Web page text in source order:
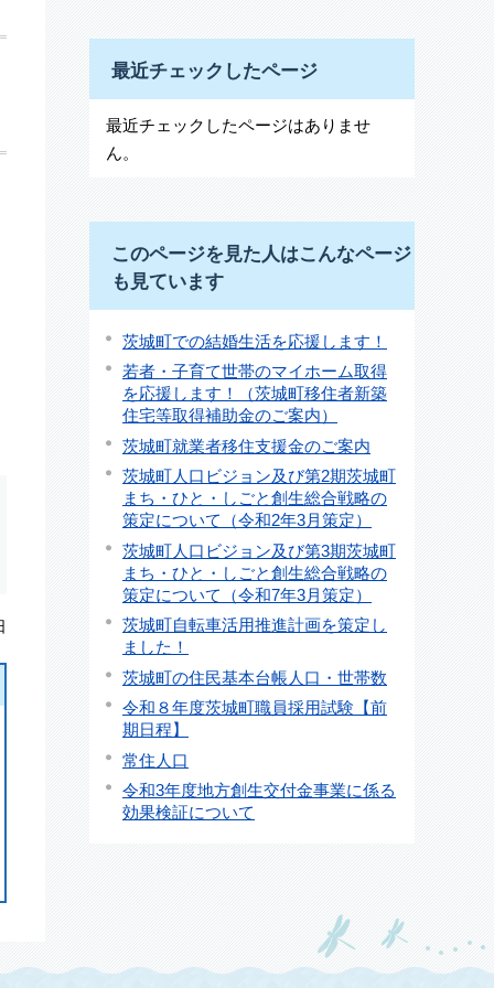
最近チェックしたページ
最近チェックしたページはありませ
ん。
このページを見た人はこんなページ
も見ています
茨城町での結婚生活を応援します！
若者・子育て世帯のマイホーム取得
を応援します！（茨城町移住者新築
住宅等取得補助金のご案内）
茨城町就業者移住支援金のご案内
茨城町人口ビジョン及び第2期茨城町
まち・ひと・しごと創生総合戦略の
策定について（令和2年3月策定）
茨城町人口ビジョン及び第3期茨城町
まち・ひと・しごと創生総合戦略の
策定について（令和7年3月策定）
茨城町自転車活用推進計画を策定し
ました！
茨城町の住民基本台帳人口・世帯数
令和８年度茨城町職員採用試験【前
期日程】
常住人口
令和3年度地方創生交付金事業に係る
効果検証について